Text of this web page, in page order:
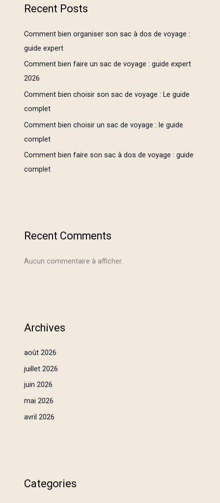
Recent Posts
Comment bien organiser son sac à dos de voyage :
guide expert
Comment bien faire un sac de voyage : guide expert
2026
Comment bien choisir son sac de voyage : Le guide
complet
Comment bien choisir un sac de voyage : le guide
complet
Comment bien faire son sac à dos de voyage : guide
complet
Recent Comments
Aucun commentaire à afficher.
Archives
août 2026
juillet 2026
juin 2026
mai 2026
avril 2026
Categories